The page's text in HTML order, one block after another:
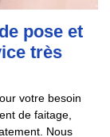
pose et
très
votre besoin
de faitage,
Nous